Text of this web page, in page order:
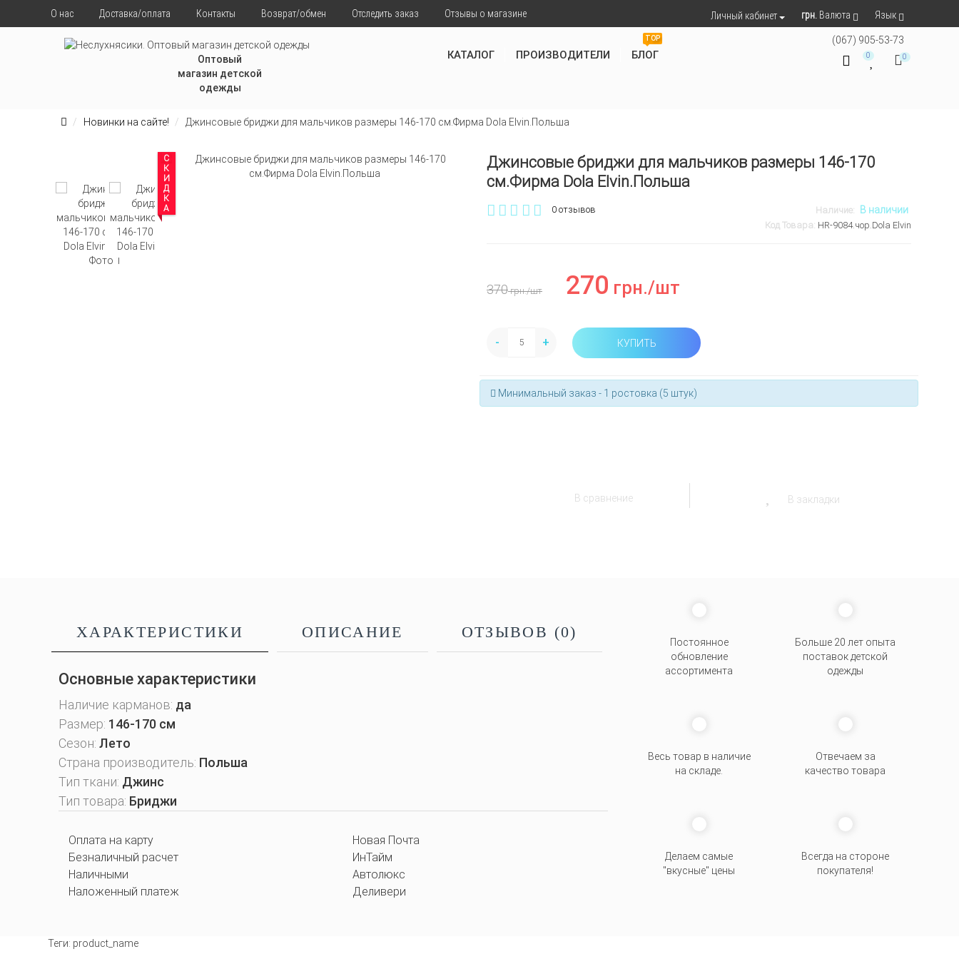
О нас Доставка/оплата Контакты Возврат/обмен Отследить заказ Отзывы о магазине Личный кабинет грн. Валюта Язык
Оптовый
магазин детской
одежды
КАТАЛОГ ПРОИЗВОДИТЕЛИ
TOP
БЛОГ
(067) 905-53-73
0 0
Новинки на сайте! Джинсовые бриджи для мальчиков размеры 146-170 см.Фирма Dola Elvin.Польша
СКИДКА
Джинсовые бриджи для мальчиков размеры 146-170
см.Фирма Dola Elvin.Польша
0 отзывов Наличие: В наличии
Код Товара: HR-9084.чор.Dola Elvin
370грн./шт 270 грн./шт
- + КУПИТЬ
Минимальный заказ - 1 ростовка (5 штук)
В сравнение В закладки
ХАРАКТЕРИСТИКИ ОПИСАНИЕ ОТЗЫВОВ (0)
Основные характеристики
Наличие карманов: да
Размер: 146-170 см
Сезон: Лето
Страна производитель: Польша
Тип ткани: Джинс
Тип товара: Бриджи
Оплата на карту
Безналичный расчет
Наличными
Наложенный платеж
Новая Почта
ИнТайм
Автолюкс
Деливери
Постоянное
обновление
ассортимента
Больше 20 лет опыта
поставок детской
одежды
Весь товар в наличие
на складе.
Отвечаем за
качество товара
Делаем самые
"вкусные" цены
Всегда на стороне
покупателя!
Теги: product_name